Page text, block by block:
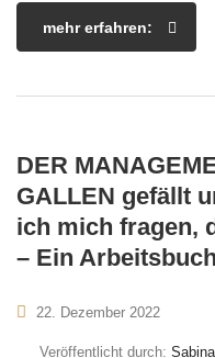
mehr erfahren:
DER
GALLEN gefällt
ich mich fragen,
– Ein
22. Dezember 2022
Veröffentlicht durch: